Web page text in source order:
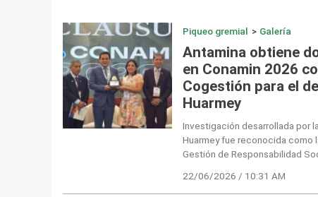
Piqueo gremial > Galería
Antamina obtiene
en Conamin 2026
Cogestión para el
Huarmey
Investigación desarrollada por
Huarmey fue reconocida como
Gestión de Responsabilidad
22/06/2026 / 10:31 AM